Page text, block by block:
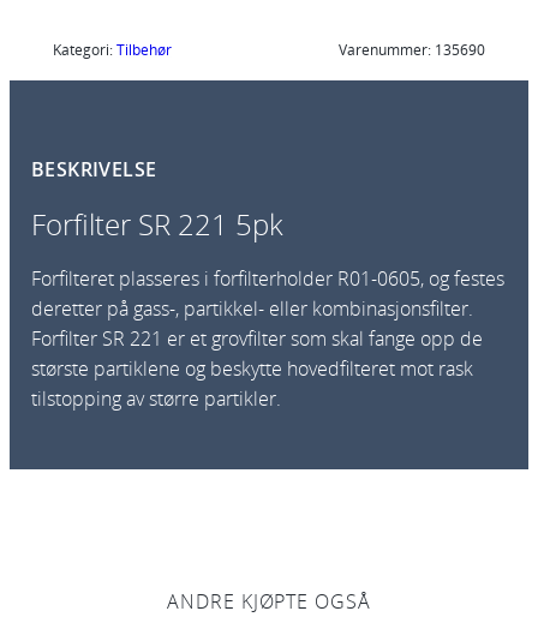
f
i
e
S
2
2
1
5
p
a
Kategori:Tilbehør Varenummer: 135690
BESKRIVELSE
Forfilter SR 221 5pk
Forfilteret plasseres i forfilterholder R01-0605, og festes
deretter på gass-, partikkel- eller kombinasjonsfilter.
Forfilter SR 221 er et grovfilter som skal fange opp de
største partiklene og beskytte hovedfilteret mot rask
tilstopping av større partikler.
ANDRE KJØPTE OGSÅ